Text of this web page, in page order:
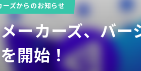
ウェア
ズからのお知らせ
ーカーズ、バ
開始！